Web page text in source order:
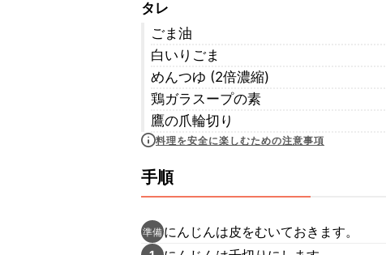
タレ
ごま油
白いりごま
めんつゆ (2倍濃縮)
鶏ガラスープの素
鷹の爪輪切り
料理を安全に楽しむための注意事項
手順
準備 にんじんは皮をむいておきます。